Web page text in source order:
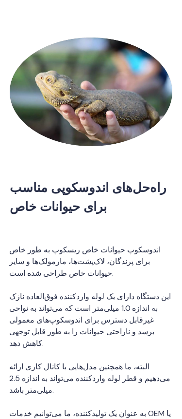
راه‌حل‌های اندوسکوپی مناسب
برای حیوانات خاص
اندوسکوپ حیوانات خاص ریسکوپ به طور خاص
برای پرندگان، لاک‌پشت‌ها، مارمولک‌ها و سایر
حیوانات خاص طراحی شده است.
این دستگاه دارای یک لوله واردکننده فوق‌العاده نازک
به اندازه 1.0 میلی‌متر است که می‌تواند به نواحی
غیرقابل دسترس برای اندوسکوپ‌های معمولی
برسد و ناراحتی حیوانات را به طور قابل توجهی
کاهش دهد.
البته، ما همچنین مدل‌هایی با کانال کاری ارائه
می‌دهیم و قطر لوله واردکننده می‌تواند به اندازه 2.5
میلی‌متر باشد.
به عنوان یک تولیدکننده، ما می‌توانیم خدمات OEM یا